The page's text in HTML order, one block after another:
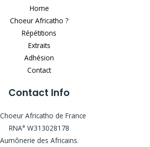
Home
Choeur Africatho ?
Répétitions
Extraits
Adhésion
Contact
Contact Info
Africatho de France
RNA° W313028178
Aumônerie des Africains.